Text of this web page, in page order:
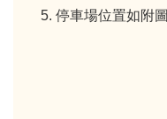
停車場位置如附圖